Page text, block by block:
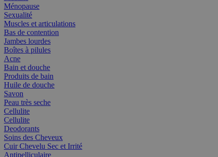
Ménopause
Sexualité
Muscles et articulations
Bas de contention
Jambes lourdes
Boîtes à pilules
Acne
Bain et douche
Produits de bain
Huile de douche
Savon
Peau très seche
Cellulite
Cellulite
Deodorants
Soins des Cheveux
Cuir Chevelu Sec et Irrité
Antipelliculaire